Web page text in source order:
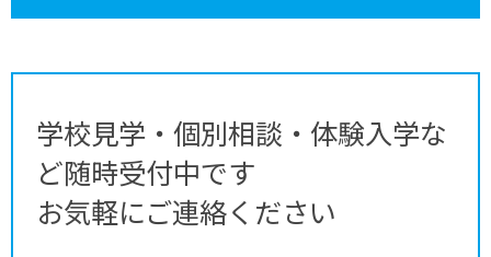
学校見学・個別相談・体験入学な
ど随時受付中です
お気軽にご連絡ください